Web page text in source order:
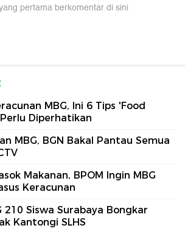
pertama berkomentar di sini
MBG, Ini 6 Tips 'Food
Diperhatikan
MBG, BGN Bakal Pantau Semua
Makanan, BPOM Ingin MBG
Keracunan
210 Siswa Surabaya Bongkar
Kantongi SLHS